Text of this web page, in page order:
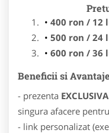
400 ron / 12
500 ron / 24
600 ron / 36
Beneficii si Avantaje
- prezenta EXCLUSIVA
singura afacere
- link personalizat